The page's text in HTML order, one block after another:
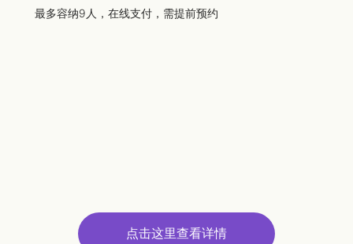
最多容纳9人，在线支付，需提前预约
点击这里查看详情